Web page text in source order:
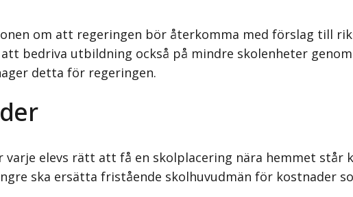
om att regeringen bör återkomma med förslag till
bedriva utbildning också på mindre skolenheter
detta för regeringen.
elevs rätt att få en skol­placering nära hemmet står
ska ersätta fristående skolhuvudmän för kostnader